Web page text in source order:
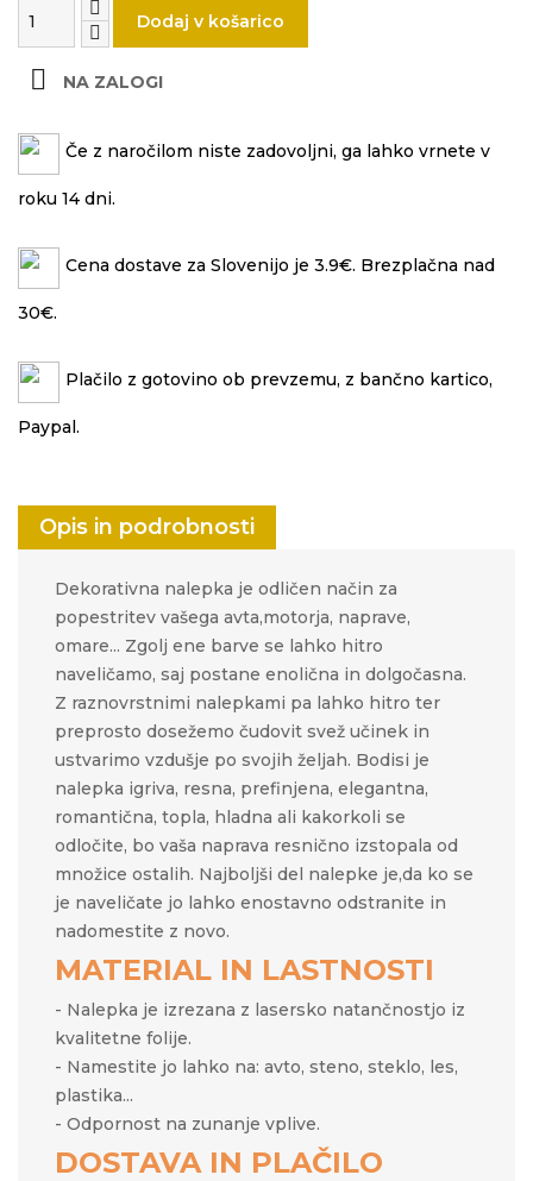
Dodaj v košarico
 NA ZALOGI
Če z naročilom niste zadovoljni, ga lahko vrnete v
roku 14 dni.
Cena dostave za Slovenijo je 3.9€. Brezplačna nad
30€.
Plačilo z gotovino ob prevzemu, z bančno kartico,
Paypal.
Opis in podrobnosti
Dekorativna nalepka je odličen način za
popestritev vašega avta,motorja, naprave,
omare... Zgolj ene barve se lahko hitro
naveličamo, saj postane enolična in dolgočasna.
Z raznovrstnimi nalepkami pa lahko hitro ter
preprosto dosežemo čudovit svež učinek in
ustvarimo vzdušje po svojih željah.​​ Bodisi je
nalepka igriva, resna, prefinjena, elegantna,
romantična, topla, hladna ali kakorkoli se
odločite, bo vaša naprava resnično izstopala od
množice ostalih. Najboljši del nalepke je,da ko se
je naveličate jo lahko enostavno odstranite in
nadomestite z novo.
MATERIAL IN LASTNOSTI
- Nalepka je izrezana z lasersko natančnostjo iz
kvalitetne folije.
- Namestite jo lahko na: avto, steno, steklo, les,
plastika...
- Odpornost na zunanje vplive.
DOSTAVA IN PLAČILO